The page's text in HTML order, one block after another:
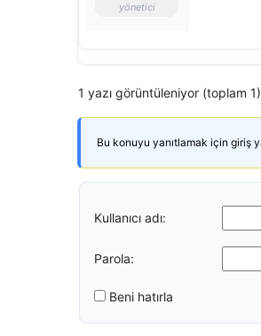
yönetici
1 yazı görüntüleniyor (toplam 1)
Bu konuyu yanıtlamak için giriş
Kullanıcı adı:
Parola:
Beni hatırla